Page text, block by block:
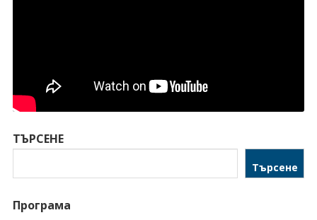
ТЪРСЕНЕ
Търсене
Програма